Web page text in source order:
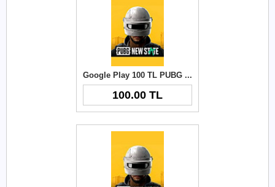
Google Play 100 TL PUBG New State NC
100.00 TL